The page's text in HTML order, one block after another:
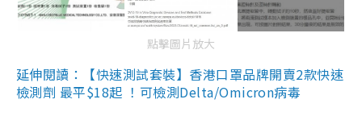
點擊圖片放大
延伸閱讀：【快速測試套裝】香港口罩品牌開賣2款快速
檢測劑 最平$18起 ！可檢測Delta/Omicron病毒